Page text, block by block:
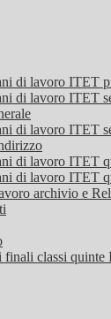
di lavoro ITET
di lavoro ITET
di lavoro ITET
di lavoro ITET
di lavoro ITET
archivio e
finali classi